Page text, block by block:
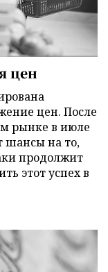
цен
цен. После
рынке в июле
шансы на то,
продолжит
этот успех в